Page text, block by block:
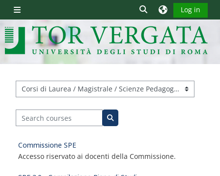
Side panel
Toggle search input
Log in
Course categories
Search courses
Search courses
Commissione SPE
Accesso riservato ai docenti della Commissione.